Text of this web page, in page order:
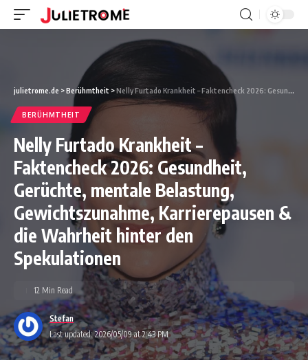
julietrome.de >Berühmtheit >Nelly Furtado Krankheit – Faktencheck 2026: Gesundheit, Gerüchte, mentale Belastung, Gewichtszunahme, Karrierepausen & die Wahrheit hinter den Spekulationen
BERÜHMTHEIT
Nelly Furtado Krankheit –
Faktencheck 2026: Gesundheit,
Gerüchte, mentale Belastung,
Gewichtszunahme, Karrierepausen &
die Wahrheit hinter den
Spekulationen
Last updated: 2026/05/09 at 2:43 PM
Stefan
12 Min Read